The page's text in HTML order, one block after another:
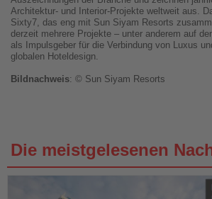
Architektur- und Interior-Projekte weltweit aus.
Sixty7, das eng mit Sun Siyam Resorts
derzeit mehrere Projekte – unter anderem auf
als Impulsgeber für die Verbindung von Luxus
globalen Hoteldesign.
Bildnachweis: © Sun Siyam Resorts
Die meistgelesenen